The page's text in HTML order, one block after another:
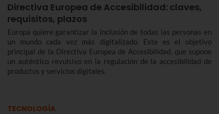
Directiva Europea de Accesibilidad: claves,
requisitos, plazos
Europa quiere garantizar la inclusión de todas las personas en
un mundo cada vez más digitalizado. Este es el objetivo
principal de la Directiva Europea de Accesibilidad, que supone
un auténtico revulsivo en la regulación de la accesibilidad de
productos y servicios digitales.
TECNOLOGÍA